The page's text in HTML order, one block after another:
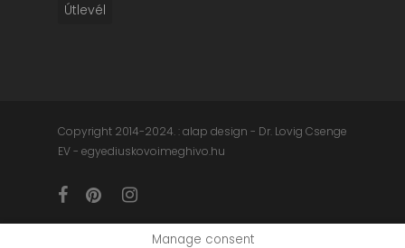
Útlevél
Copyright 2014-2024. : alap design - Dr. Lovig Csenge
EV - egyediuskovoimeghivo.hu
facebookpinterestinstagram
Manage consent